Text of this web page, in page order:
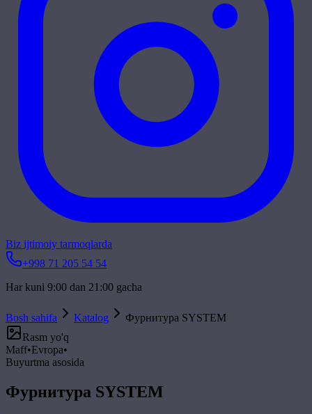
Biz ijtimoiy tarmoqlarda
+998 71 205 54 54
Har kuni 9:00 dan 21:00 gacha
Bosh sahifa Katalog
Фурнитура SYSTEM
Rasm yo'q
Maff•Evropa•
Buyurtma asosida
Фурнитура SYSTEM